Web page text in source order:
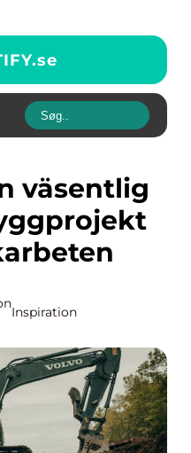
se
Inspiration